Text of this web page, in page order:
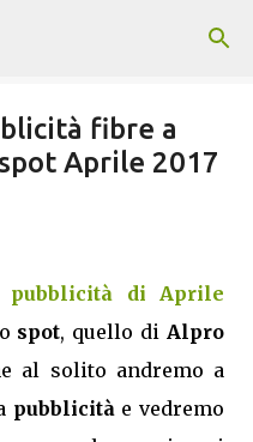
principali
fibre a
Aprile 2017
pubblicità di Aprile
spot, quello di Alpro
al solito andremo a
pubblicitàe vedremo